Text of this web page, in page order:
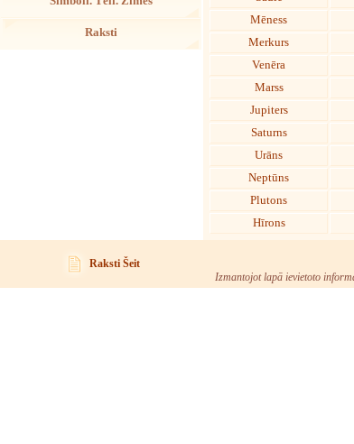
Raksti
Mēness
Merkurs
Venēra
Marss
Jupiters
Saturns
Urāns
Neptūns
Plutons
Hīrons
Raksti Šeit
Izmantojot lapā ievietoto